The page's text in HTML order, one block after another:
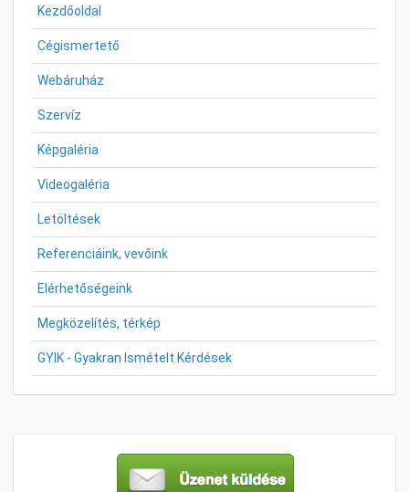
Kezdőoldal
Cégismertető
Webáruház
Szervíz
Képgaléria
Videogaléria
Letöltések
Referenciáink, vevőink
Elérhetőségeink
Megközelítés, térkép
GYIK - Gyakran Ismételt Kérdések